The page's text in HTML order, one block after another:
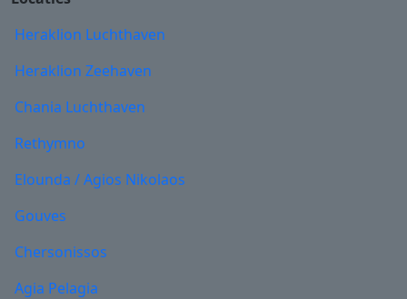
Heraklion Luchthaven
Heraklion Zeehaven
Chania Luchthaven
Rethymno
Elounda / Agios Nikolaos
Gouves
Chersonissos
Agia Pelagia